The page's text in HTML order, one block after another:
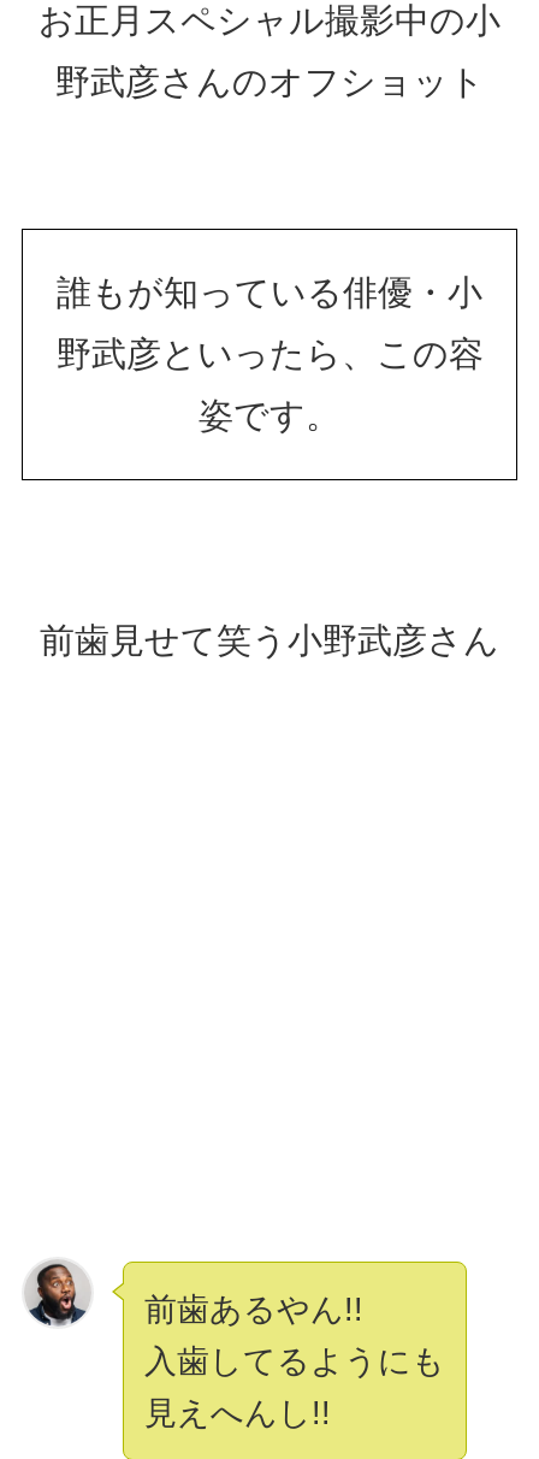
お正月スペシャル撮影中の小
野武彦さんのオフショット
誰もが知っている俳優・小
野武彦といったら、この容
姿です。
前歯見せて笑う小野武彦さん
前歯あるやん!!
入歯してるようにも
見えへんし!!